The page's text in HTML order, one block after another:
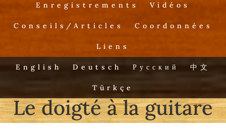
Enregistrements Vidéos
Conseils/Articles Coordonnées
Liens
English Deutsch Русский 中文
Türkçe
Le doigté à la guitare